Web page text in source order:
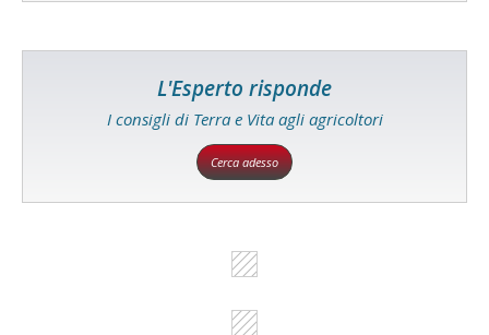
L'Esperto risponde
I consigli di Terra e Vita agli agricoltori
Cerca adesso